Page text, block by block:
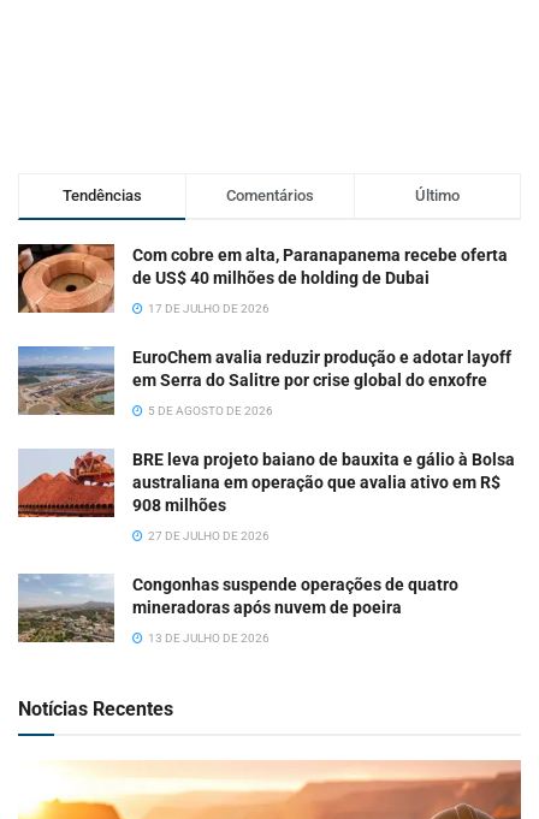
Tendências Comentários Último
Com cobre em alta, Paranapanema recebe oferta
de US$ 40 milhões de holding de Dubai
17 DE JULHO DE 2026
EuroChem avalia reduzir produção e adotar layoff
em Serra do Salitre por crise global do enxofre
5 DE AGOSTO DE 2026
BRE leva projeto baiano de bauxita e gálio à Bolsa
australiana em operação que avalia ativo em R$
908 milhões
27 DE JULHO DE 2026
Congonhas suspende operações de quatro
mineradoras após nuvem de poeira
13 DE JULHO DE 2026
Notícias Recentes